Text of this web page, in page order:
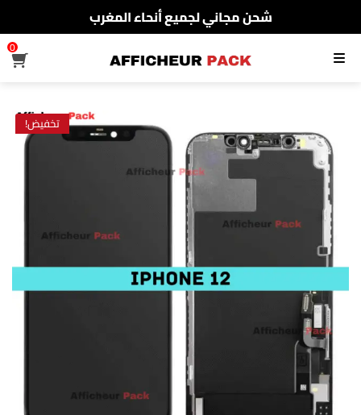
شحن مجاني لجميع أنحاء المغرب
شحن مجاني لجميع أنحاء المغرب
القائمة
0
تخفيض!